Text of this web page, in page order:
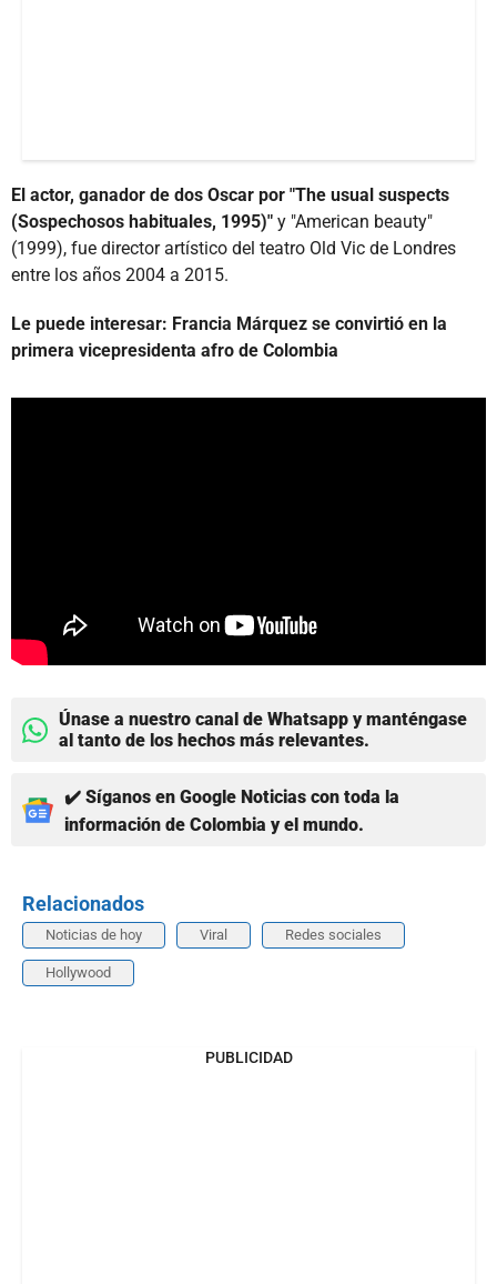
El actor, ganador de dos Oscar por "The usual suspects
(Sospechosos habituales, 1995)" y "American beauty"
(1999), fue director artístico del teatro Old Vic de Londres
entre los años 2004 a 2015.
Le puede interesar: Francia Márquez se convirtió en la
primera vicepresidenta afro de Colombia
Únase a nuestro canal de Whatsapp y manténgase
al tanto de los hechos más relevantes.
✔️ Síganos en Google Noticias con toda la
información de Colombia y el mundo.
Relacionados
Noticias de hoy Viral Redes sociales
Hollywood
PUBLICIDAD